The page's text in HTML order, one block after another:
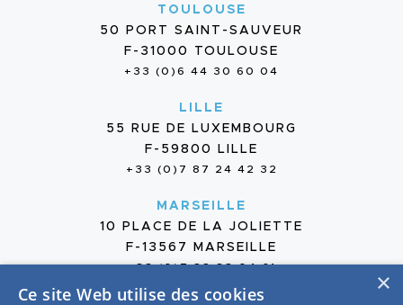
TOULOUSE
50 PORT SAINT-SAUVEUR
F-31000 TOULOUSE
+33 (0)6 44 30 60 04
LILLE
55 RUE DE LUXEMBOURG
F-59800 LILLE
+33 (0)7 87 24 42 32
MARSEILLE
10 PLACE DE LA JOLIETTE
F-13567 MARSEILLE
+33 (0)7 88 38 04 61
×
Ce site Web utilise des cookies